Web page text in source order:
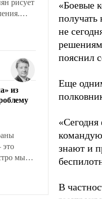
рисует
все
будут
где за
из
это
мы
«Боевые
получать
не
пояснил
Еще
знают и
В